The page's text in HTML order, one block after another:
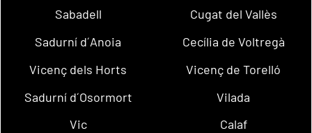
Sabadell
Cugat del Vallès
Sadurní d´Anoia
Cecília de Voltregà
Vicenç dels Horts
Vicenç de Torelló
Sadurní d´Osormort
Vilada
Vic
Calaf